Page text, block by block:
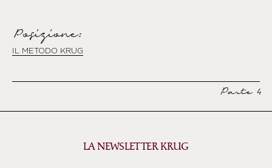
Posizione:
IL METODO KRUG
Parte 4
LA NEWSLETTER KRUG